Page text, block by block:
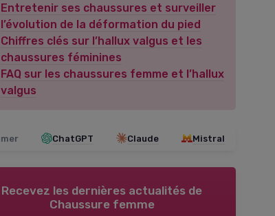
Entretenir ses chaussures et surveiller
l’évolution de la déformation du pied
Chiffres clés sur l’hallux valgus et les
chaussures féminines
FAQ sur les chaussures femme et l’hallux
valgus
ChatGPT Claude Mistral
Recevez les dernières actualités de
Chaussure femme